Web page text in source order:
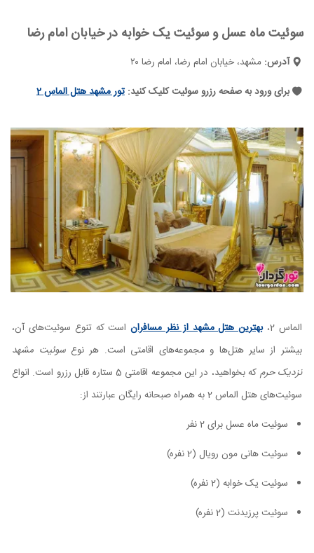
سوئیت ماه عسل و سوئیت یک خوابه در خیابان امام رضا
آدرس:مشهد، خیابان امام رضا، امام رضا ۲۰
برای ورود به صفحه رزرو سوئیت کلیک کنید:تور مشهد هتل الماس 2
الماس 2، بهترین هتل مشهد از نظر مسافران است که تنوع سوئیت‌های آن،
بیشتر از سایر هتل‌ها و مجموعه‌های اقامتی است. هر نوعسوئیت مشهد
نزدیک حرم
که بخواهید، در این مجموعه اقامتی 5 ستاره قابل رزرو است. انواع
سوئیت‌های هتل الماس 2 به همراه صبحانه رایگان عبارتند از:
سوئیت ماه عسل برای 2 نفر
سوئیت هانی مون رویال (2 نفره)
سوئیت یک خوابه (2 نفره)
سوئیت پرزیدنت (2 نفره)